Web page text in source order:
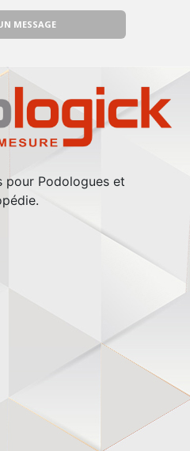
MESSAGE
pour Podologues et